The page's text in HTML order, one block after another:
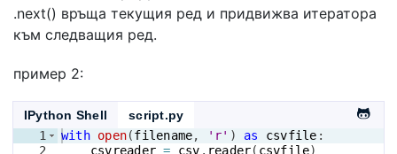
.next() връща текущия ред и придвижва итератора
към следващия ред.
пример 2:
IPython Shell
script.py
1
2
with open(filename, 'r' ) as csvfile :
csvreader = csv . reader( csvfile)